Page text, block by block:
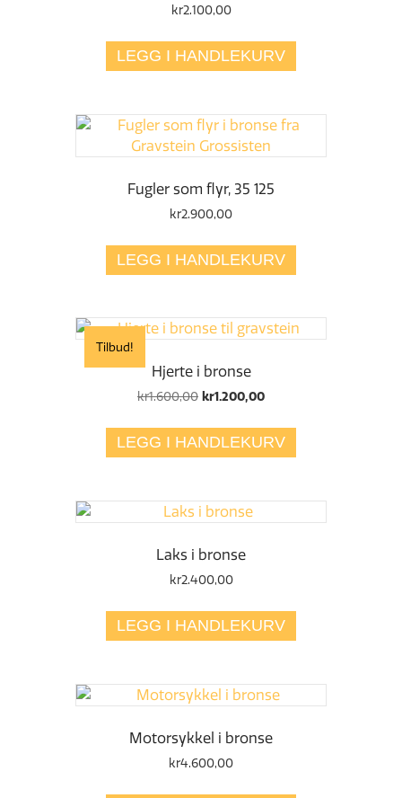
kr2.100,00
LEGG I HANDLEKURV
Fugler som flyr, 35 125
kr2.900,00
LEGG I HANDLEKURV
Tilbud!
Hjerte i bronse
kr1.600,00 Opprinnelig
var:
kr1.600,00.
kr1.200,00Nåværende
er:
kr1.200,00.
LEGG I HANDLEKURV
Laks i bronse
kr2.400,00
LEGG I HANDLEKURV
Motorsykkel i bronse
kr4.600,00